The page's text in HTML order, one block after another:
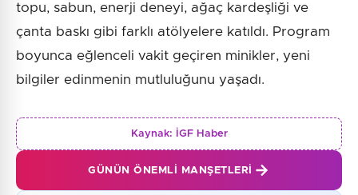
topu, sabun, enerji deneyi, ağaç kardeşliği ve
çanta baskı gibi farklı atölyelere katıldı. Program
boyunca eğlenceli vakit geçiren minikler, yeni
bilgiler edinmenin mutluluğunu yaşadı.
Kaynak: İGF Haber
GÜNÜN ÖNEMLI MANŞETLERI